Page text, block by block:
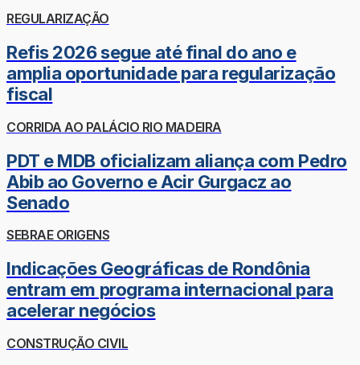
REGULARIZAÇÃO
Refis 2026 segue até final do ano e
amplia oportunidade para regularização
fiscal
CORRIDA AO PALÁCIO RIO MADEIRA
PDT e MDB oficializam aliança com Pedro
Abib ao Governo e Acir Gurgacz ao
Senado
SEBRAE ORIGENS
Indicações Geográficas de Rondônia
entram em programa internacional para
acelerar negócios
CONSTRUÇÃO CIVIL